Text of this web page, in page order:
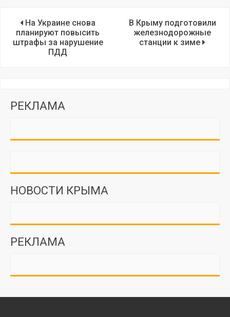
На Украине снова
планируют повысить
штрафы за нарушение
ПДД
В Крыму подготовили
железнодорожные
станции к зиме
РЕКЛАМА
НОВОСТИ КРЫМА
РЕКЛАМА